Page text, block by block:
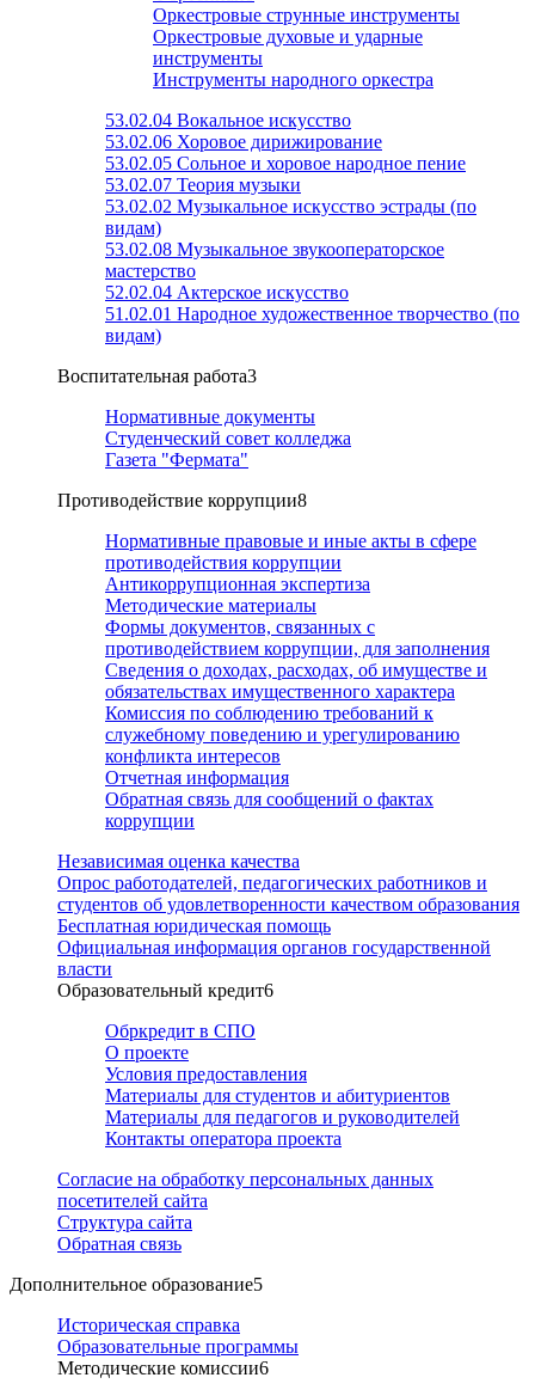
Оркестровые струнные инструменты
Оркестровые духовые и ударные
инструменты
Инструменты народного оркестра
53.02.04 Вокальное искусство
53.02.06 Хоровое дирижирование
53.02.05 Сольное и хоровое народное пение
53.02.07 Теория музыки
53.02.02 Музыкальное искусство эстрады (по
видам)
53.02.08 Музыкальное звукооператорское
мастерство
52.02.04 Актерское искусство
51.02.01 Народное художественное творчество (по
видам)
Воспитательная работа3
Нормативные документы
Студенческий совет колледжа
Газета "Фермата"
Противодействие коррупции8
Нормативные правовые и иные акты в сфере
противодействия коррупции
Антикоррупционная экспертиза
Методические материалы
Формы документов, связанных с
противодействием коррупции, для заполнения
Сведения о доходах, расходах, об имуществе и
обязательствах имущественного характера
Комиссия по соблюдению требований к
служебному поведению и урегулированию
конфликта интересов
Отчетная информация
Обратная связь для сообщений о фактах
коррупции
Независимая оценка качества
Опрос работодателей, педагогических работников и
студентов об удовлетворенности качеством образования
Бесплатная юридическая помощь
Официальная информация органов государственной
власти
Образовательный кредит6
Обркредит в СПО
О проекте
Условия предоставления
Материалы для студентов и абитуриентов
Материалы для педагогов и руководителей
Контакты оператора проекта
Согласие на обработку персональных данных
посетителей сайта
Структура сайта
Обратная связь
Дополнительное образование5
Историческая справка
Образовательные программы
Методические комиссии6